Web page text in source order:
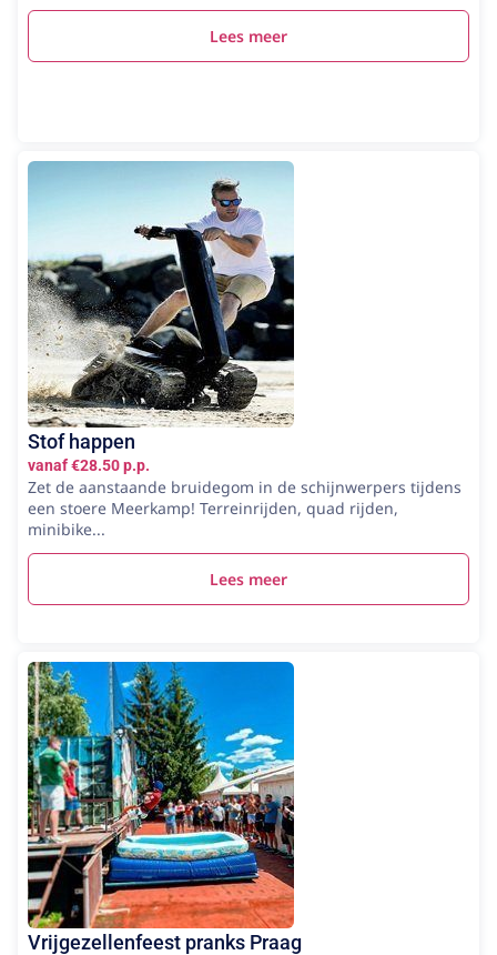
Lees meer
Stof happen
vanaf €28.50 p.p.
Zet de aanstaande bruidegom in de schijnwerpers tijdens
een stoere Meerkamp! Terreinrijden, quad rijden,
minibike...
Lees meer
Vrijgezellenfeest pranks Praag